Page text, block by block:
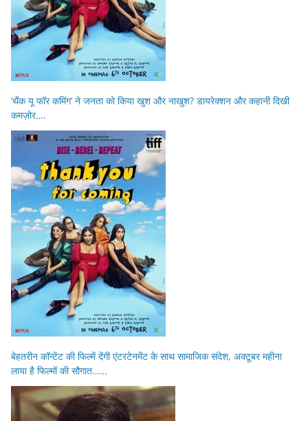
‘थैंक यू फॉर कमिंग’ ने जनता को किया खुश और नाखुश? डायरेक्शन और कहानी दिखी
कमज़ोर….
बेहतरीन कॉन्टेंट की फिल्में देंगी एंटरटेनमेंट के साथ सामाजिक संदेश, अक्टूबर महीना
लाया है फिल्मों की सौगात……